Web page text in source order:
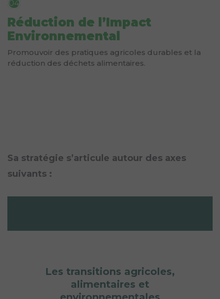
04
Réduction de l’Impact
Environnemental
Promouvoir des pratiques agricoles durables et la
réduction des déchets alimentaires.
Sa stratégie s’articule autour des axes
suivants :
Les transitions agricoles,
alimentaires et